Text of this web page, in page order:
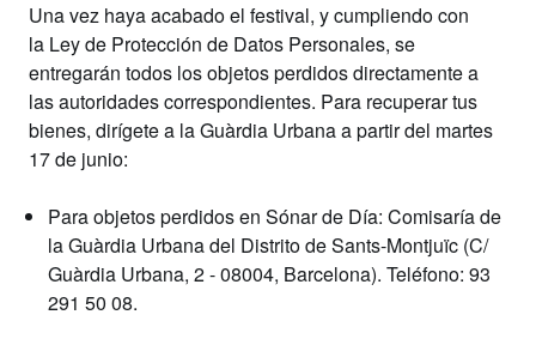
Una vez hayaacabado el festival, y cumpliendo con
la Ley de Protección de Datos Personales, se
entregarán todos los objetos perdidos directamente a
las autoridades correspondientes. Para recuperar tus
bienes, dirígete a la Guàrdia Urbana a partir del martes
17 de junio:
Para objetos perdidos en Sónar de Día: Comisaría de
la Guàrdia Urbana del Distrito de Sants-Montjuïc (C/
Guàrdia Urbana, 2 - 08004, Barcelona). Teléfono: 93
291 50 08.